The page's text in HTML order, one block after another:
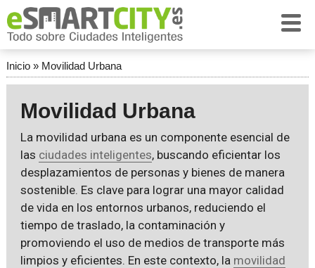
Inicio» Movilidad Urbana
Movilidad Urbana
La movilidad urbana es un componente esencial de
las ciudades inteligentes, buscando eficientar los
desplazamientos de personas y bienes de manera
sostenible. Es clave para lograr una mayor calidad
de vida en los entornos urbanos, reduciendo el
tiempo de traslado, la contaminación y
promoviendo el uso de medios de transporte más
limpios y eficientes. En este contexto, la movilidad